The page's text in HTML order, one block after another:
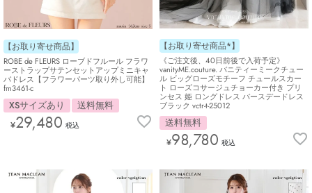
【お取り寄せ商品】
ROBE de FLEURS ローブドフルール フラワ
ーストラップサテンセットアップミニキャ
バドレス【フラワーパーツ取り外し可能】
fm3461-c
XSサイズあり 送料無料
¥29,480 税込
【お取り寄せ商品*】
《ご注文後、40日前後で入荷予定》
vanityME.couture. バニティーミークチュー
ル ビッグローズモチーフ チュールスカー
ト ローズコサージュチョーカー付き プリ
ンセス 姫 ロングドレス バースデードレス
ブラック vctr-t-25012
送料無料
¥98,780 税込